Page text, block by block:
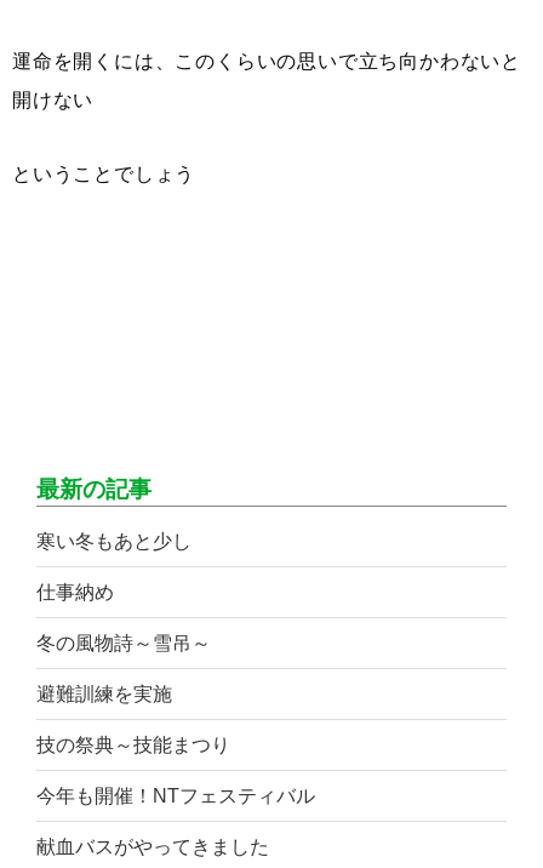
運命を開くには、このくらいの思いで立ち向かわないと
開けない
ということでしょう
最新の記事
寒い冬もあと少し
仕事納め
冬の風物詩～雪吊～
避難訓練を実施
技の祭典～技能まつり
今年も開催！NTフェスティバル
献血バスがやってきました